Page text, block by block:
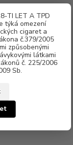
TI LET A TPD
týká omezení
cigaret a
č.379/2005
způsobenými
látkami
č. 225/2006
Sb.
Menu
za0 Kč
S&V